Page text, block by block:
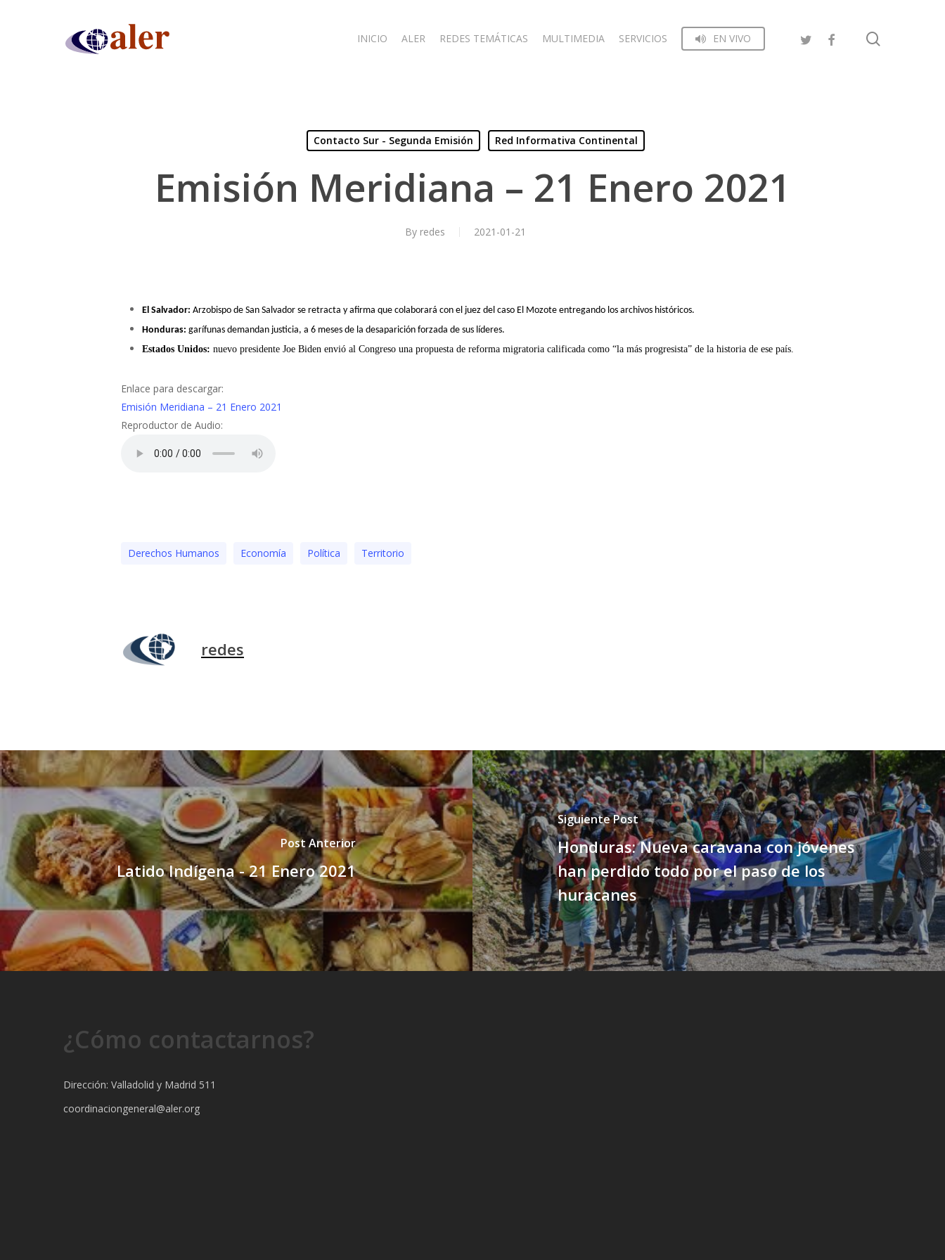
Presiona "ENTER" para buscar o "ESC" para cerrar
INICIO ALER REDES TEMÁTICAS MULTIMEDIA SERVICIOS EN VIVO
Contacto Sur - Segunda Emisión Red Informativa Continental
Emisión Meridiana – 21 Enero 2021
By redes 2021-01-21
El Salvador: Arzobispo de San Salvador se retracta y afirma que colaborará con el juez del caso El Mozote entregando los archivos históricos.
Honduras: garífunas demandan justicia, a 6 meses de la desaparición forzada de sus líderes.
Estados Unidos: nuevo presidente Joe Biden envió al Congreso una propuesta de reforma migratoria calificada como “la más progresista” de la historia de ese país.
Enlace para descargar:
Emisión Meridiana – 21 Enero 2021
Reproductor de Audio:
Derechos Humanos Economía Polí­tica Territorio
redes
Post Anterior
Latido Indígena - 21 Enero 2021
Siguiente Post
Honduras: Nueva caravana con jóvenes
han perdido todo por el paso de los
huracanes
¿Cómo contactarnos?
Dirección: Valladolid y Madrid 511
coordinaciongeneral@aler.org